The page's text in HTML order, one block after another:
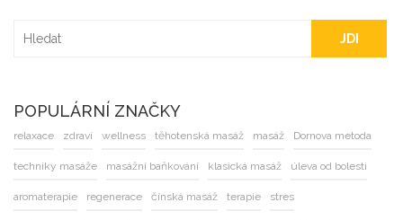
JDI
POPULÁRNÍ ZNAČKY
relaxace zdraví wellness těhotenská masáž masáž Dornova metoda
techniky masáže masážní baňkování klasická masáž úleva od bolesti
aromaterapie regenerace čínská masáž terapie stres